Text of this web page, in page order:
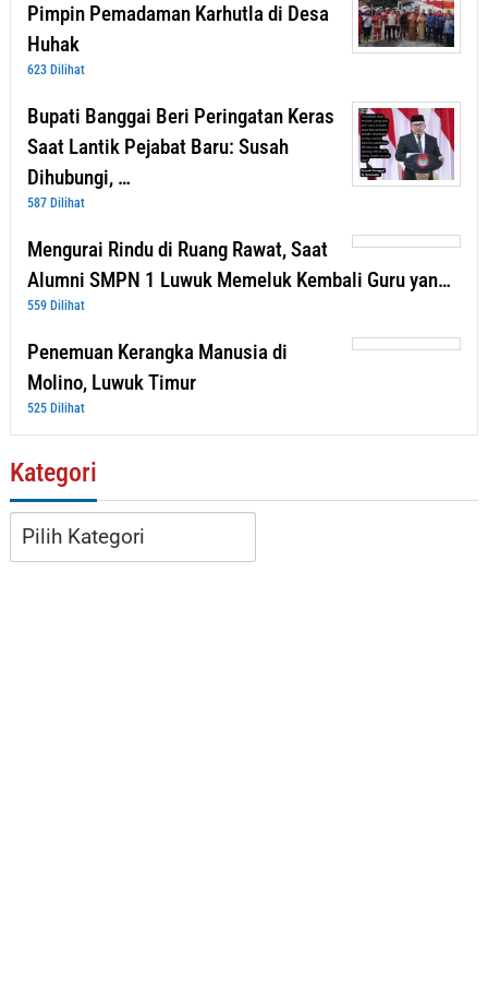
Pimpin Pemadaman Karhutla di Desa
Huhak
623 Dilihat
Bupati Banggai Beri Peringatan Keras
Saat Lantik Pejabat Baru: Susah
Dihubungi, …
587 Dilihat
Mengurai Rindu di Ruang Rawat, Saat
Alumni SMPN 1 Luwuk Memeluk Kembali Guru yan…
559 Dilihat
Penemuan Kerangka Manusia di
Molino, Luwuk Timur
525 Dilihat
Kategori
Kategori